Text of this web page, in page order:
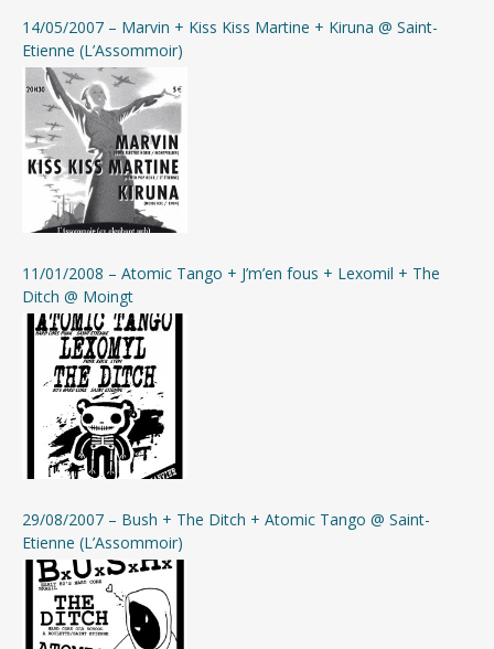
14/05/2007 – Marvin + Kiss Kiss Martine + Kiruna @ Saint-
Etienne (L’Assommoir)
11/01/2008 – Atomic Tango + J’m’en fous + Lexomil + The
Ditch @ Moingt
29/08/2007 – Bush + The Ditch + Atomic Tango @ Saint-
Etienne (L’Assommoir)